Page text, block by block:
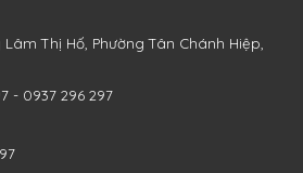
Lâm Thị Hố, PhườngTân Chánh Hiệp,
- 0937 296 297